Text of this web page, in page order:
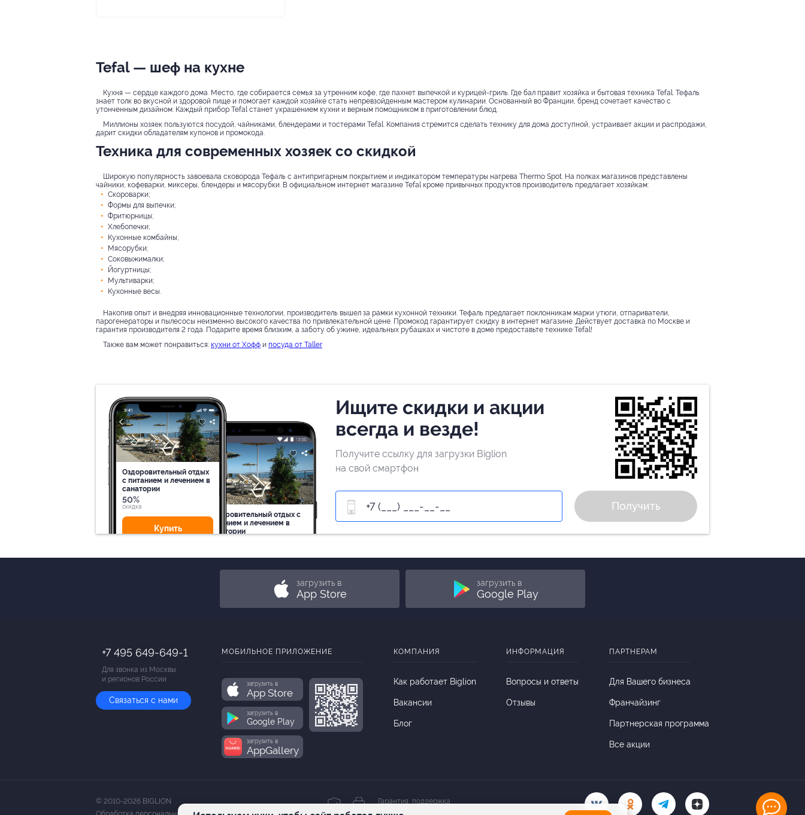
Tefal — шеф на кухне
Кухня — сердце каждого дома. Место, где собирается семья за утренним кофе, где пахнет выпечкой и курицей-гриль. Где бал правит хозяйка и бытовая техника Tefal. Тефаль
знает толк во вкусной и здоровой пище и помогает каждой хозяйке стать непревзойденным мастером кулинарии. Основанный во Франции, бренд сочетает качество с
утонченным дизайном. Каждый прибор Tefal станет украшением кухни и верным помощником в приготовлении блюд.
Миллионы хозяек пользуются посудой, чайниками, блендерами и тостерами Tefal. Компания стремится сделать технику для дома доступной, устраивает акции и распродажи,
дарит скидки обладателям купонов и промокода.
Техника для современных хозяек со скидкой
Широкую популярность завоевала сковорода Тефаль с антипригарным покрытием и индикатором температуры нагрева Thermo Spot. На полках магазинов представлены
чайники, кофеварки, миксеры, блендеры и мясорубки. В официальном интернет магазине Tefal кроме привычных продуктов производитель предлагает хозяйкам:
Скороварки;
Формы для выпечки;
Фритюрницы;
Хлебопечки;
Кухонные комбайны;
Мясорубки;
Соковыжималки;
Йогуртницы;
Мультиварки;
Кухонные весы.
Накопив опыт и внедряя инновационные технологии, производитель вышел за рамки кухонной техники. Тефаль предлагает поклонникам марки утюги, отпариватели,
парогенераторы и пылесосы неизменно высокого качества по привлекательной цене. Промокод гарантирует скидку в интернет магазине. Действует доставка по Москве и
гарантия производителя 2 года. Подарите время близким, а заботу об ужине, идеальных рубашках и чистоте в доме предоставьте технике Tefal!
Также вам может понравиться: кухни от Хофф и посуда от Taller
Оздоровительный отдых
c питанием и лечением в
санатории
50%
cкидка
Купить
Оздоровительный отдых c
питанием и лечением в
санатории
Купить
Ищите скидки и акции
всегда и везде!
Получите ссылку для загрузки Biglion
на свой смартфон
Получить
загрузить в
App Store
загрузить в
Google Play
+7 495 649-649-1
Для звонка из Москвы
и регионов России
Связаться с нами
МОБИЛЬНОЕ ПРИЛОЖЕНИЕ
загрузить в
App Store
загрузить в
Google Play
загрузить в
AppGallery
КОМПАНИЯ
Как работает Biglion
Вакансии
Блог
ИНФОРМАЦИЯ
Вопросы и ответы
Отзывы
ПАРТНЕРАМ
Для Вашего бизнеса
Франчайзинг
Партнерская программа
Все акции
© 2010-2026 BIGLION
Гарантия, поддержка